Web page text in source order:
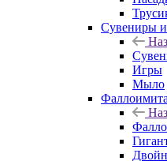
Сувениры
Игры
Мыло